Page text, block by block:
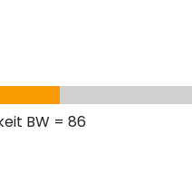
BW = 86